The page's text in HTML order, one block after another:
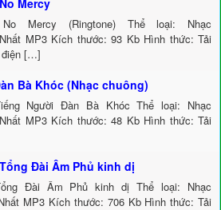
Mercy
No Mercy (Ringtone) Thể loại: Nhạc
MP3 Kích thước: 93 Kb Hình thức: Tải
điện […]
Bà Khóc (Nhạc chuông)
Người Đàn Bà Khóc Thể loại: Nhạc
MP3 Kích thước: 48 Kb Hình thức: Tải
Đài Âm Phủ kinh dị
Đài Âm Phủ kinh dị Thể loại: Nhạc
MP3 Kích thước: 706 Kb Hình thức: Tải